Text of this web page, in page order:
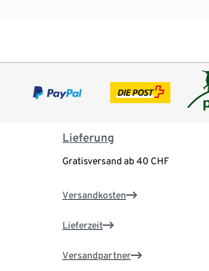
Lieferung
Gratisversand ab 40 CHF
Versandkosten
Lieferzeit
Versandpartner